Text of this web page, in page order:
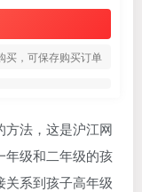
买，可保存购买订单
方法，这是沪江网
年级和二年级的孩
关系到孩子高年级